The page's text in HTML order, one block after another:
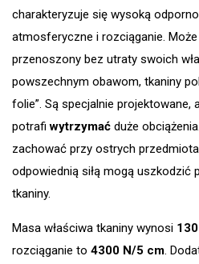
charakteryzuje się wysoką
atmosferyczne i rozciąganie.
przenoszony bez utraty swoich
powszechnym obawom, tkaniny
folie”. Są specjalnie projektowane,
potrafiwytrzymać duże obciążenia.
zachować przy ostrych
odpowiednią siłą mogą uszkodzić
tkaniny.
Masa właściwa tkaniny wynosi
rozciąganie to 4300 N/5 cm.